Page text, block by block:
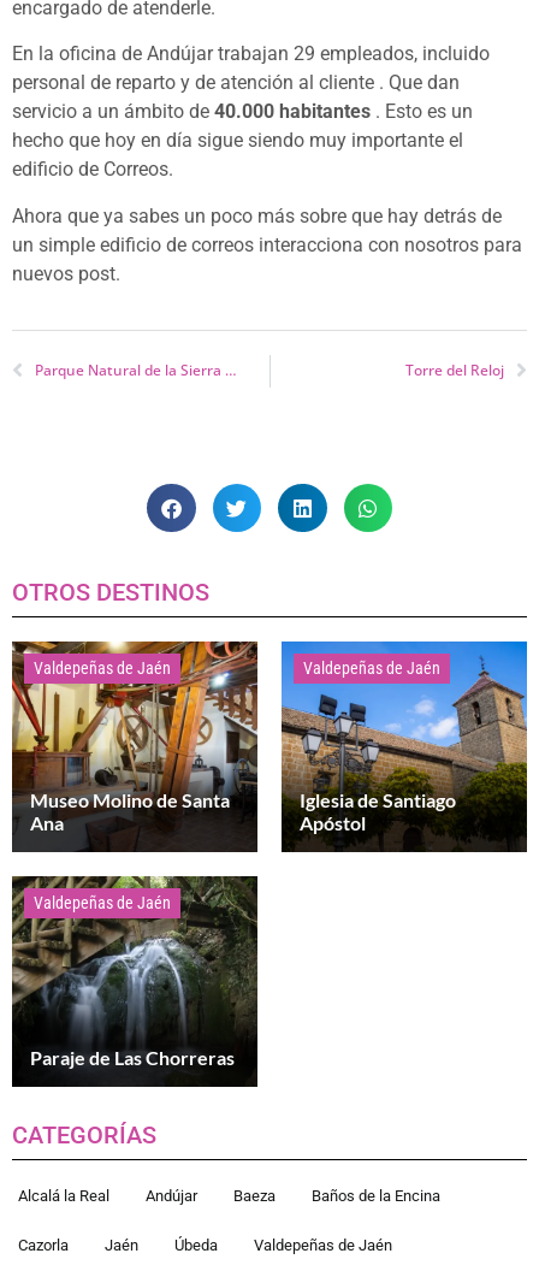
encargado de atenderle.
En la oficina de Andújar trabajan 29 empleados, incluido
personal de reparto y de atención al cliente . Que dan
servicio a un ámbito de 40.000 habitantes . Esto es un
hecho que hoy en día sigue siendo muy importante el
edificio de Correos.
Ahora que ya sabes un poco más sobre que hay detrás de
un simple edificio de correos interacciona con nosotros para
nuevos post.
Parque Natural de la Sierra de Andújar Torre del Reloj
OTROS DESTINOS
Valdepeñas de Jaén
Museo Molino de Santa
Ana
Valdepeñas de Jaén
Iglesia de Santiago
Apóstol
Valdepeñas de Jaén
Paraje de Las Chorreras
CATEGORÍAS
Alcalá la Real Andújar Baeza Baños de la Encina
Cazorla Jaén Úbeda Valdepeñas de Jaén